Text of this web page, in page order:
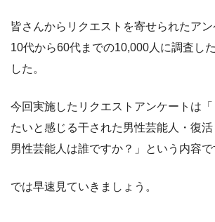
皆さんからリクエストを寄せられたアン
10代から60代までの10,000人に調査し
した。
今回実施したリクエストアンケートは
たいと感じる干された男性芸能人・復
男性芸能人は誰ですか？」という内容で
では早速見ていきましょう。